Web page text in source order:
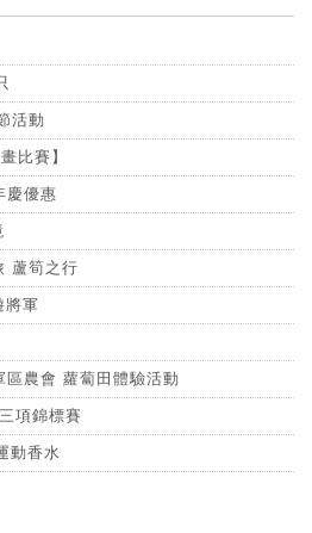
活動
比賽】
慶優惠
蘆筍之行
將軍
農會 蘿蔔田體驗活動
項錦標賽
動香水